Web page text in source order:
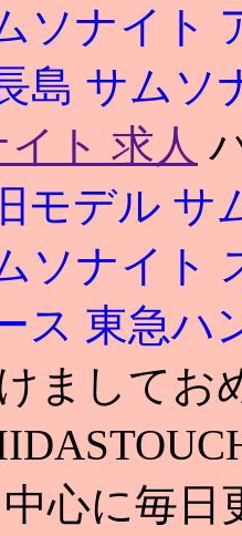
ソナイト
島 サムソ
ト 求人
モデル サ
ソナイト
ス 東急ハ
ましてお
心に毎